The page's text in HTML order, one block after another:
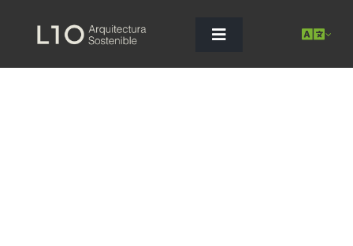
contenido
Toggle